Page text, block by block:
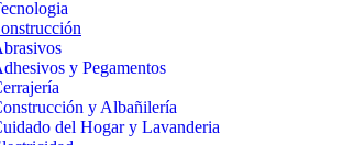
y Pegamentos
y Albañilería
del Hogar y Lavanderia